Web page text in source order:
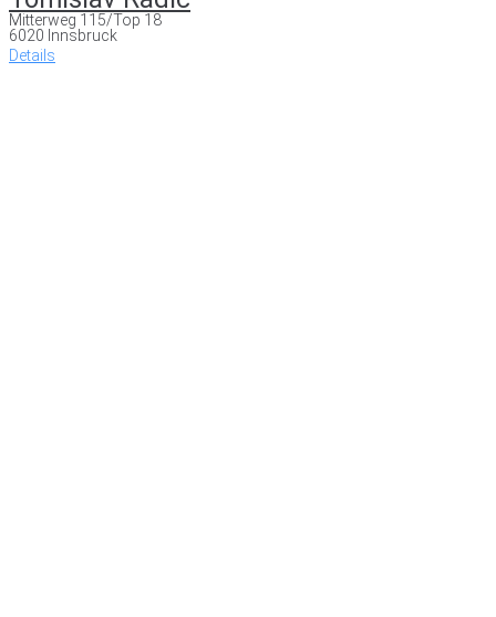
Mitterweg 115/Top 18
6020 Innsbruck
Details